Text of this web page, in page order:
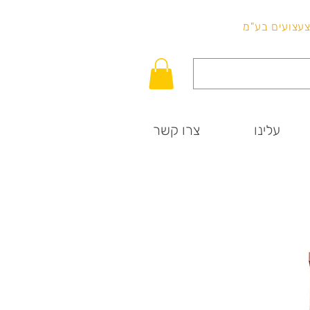
בע"מ
עלינו צרו קשר